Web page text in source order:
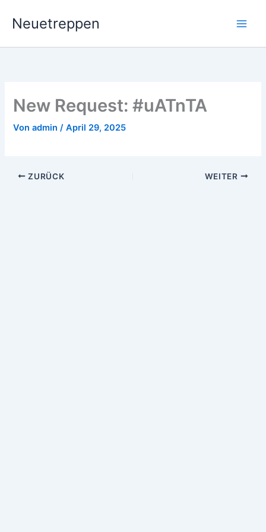
InhaltNeuetreppen
New Request: #uATnTA
Vonadmin/April 29, 2025
ZURÜCK WEITER